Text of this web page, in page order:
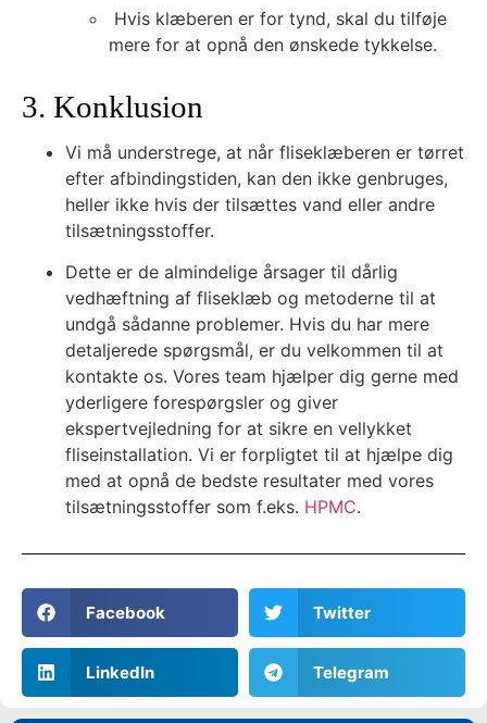
Hvis klæberen er for tynd, skal du tilføje
mere for at opnå den ønskede tykkelse.
3. Konklusion
Vi må understrege, at når fliseklæberen er tørret
efter afbindingstiden, kan den ikke genbruges,
heller ikke hvis der tilsættes vand eller andre
tilsætningsstoffer.
Dette er de almindelige årsager til dårlig
vedhæftning af fliseklæb og metoderne til at
undgå sådanne problemer. Hvis du har mere
detaljerede spørgsmål, er du velkommen til at
kontakte os. Vores team hjælper dig gerne med
yderligere forespørgsler og giver
ekspertvejledning for at sikre en vellykket
fliseinstallation. Vi er forpligtet til at hjælpe dig
med at opnå de bedste resultater med vores
tilsætningsstoffer som f.eks. HPMC.
Facebook Twitter
LinkedIn Telegram